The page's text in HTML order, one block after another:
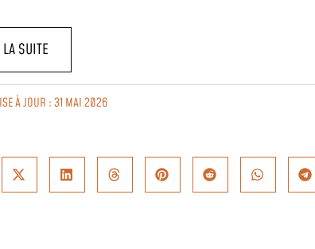
SUITE
À JOUR : 31 MAI 2026